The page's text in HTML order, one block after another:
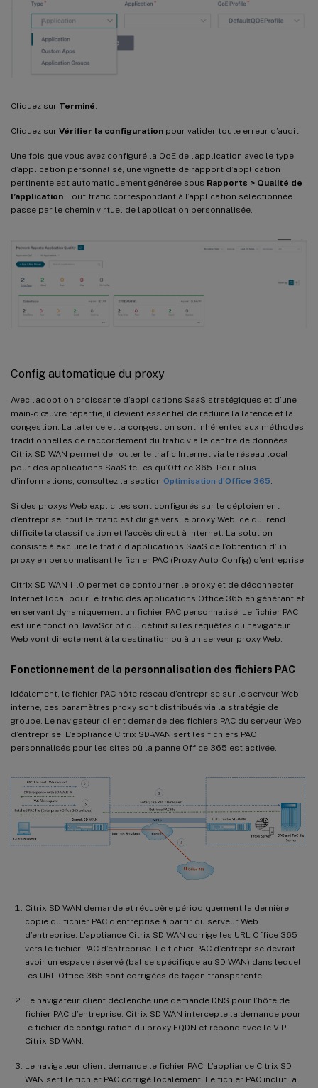
Cliquez sur Terminé.
Cliquez sur Vérifier la configuration pour valider toute erreur d’audit.
Une fois que vous avez configuré la QoE de l’application avec le type
d’application personnalisé, une vignette de rapport d’application
pertinente est automatiquement générée sous Rapports > Qualité de
l’application. Tout trafic correspondant à l’application sélectionnée
passe par le chemin virtuel de l’application personnalisée.
Config automatique du proxy
Avec l’adoption croissante d’applications SaaS stratégiques et d’une
main-d’œuvre répartie, il devient essentiel de réduire la latence et la
congestion. La latence et la congestion sont inhérentes aux méthodes
traditionnelles de raccordement du trafic via le centre de données.
Citrix SD-WAN permet de router le trafic Internet via le réseau local
pour des applications SaaS telles qu’Office 365. Pour plus
d’informations, consultez la section Optimisation d’Office 365
Si des proxys Web explicites sont configurés sur le déploiement
d’entreprise, tout le trafic est dirigé vers le proxy Web, ce qui rend
difficile la classification et l’accès direct à Internet. La solution
consiste à exclure le trafic d’applications SaaS de l’obtention d’un
proxy en personnalisant le fichier PAC (Proxy Auto-Config) d’entreprise.
Citrix SD-WAN 11.0 permet de contourner le proxy et de déconnecter
Internet local pour le trafic des applications Office 365 en générant et
en servant dynamiquement un fichier PAC personnalisé. Le fichier PAC
est une fonction JavaScript qui définit si les requêtes du navigateur
Web vont directement à la destination ou à un serveur proxy Web.
Fonctionnement de la personnalisation des fichiers PAC
Idéalement, le fichier PAC hôte réseau d’entreprise sur le serveur Web
interne, ces paramètres proxy sont distribués via la stratégie de
groupe. Le navigateur client demande des fichiers PAC du serveur Web
d’entreprise. L’appliance Citrix SD-WAN sert les fichiers PAC
personnalisés pour les sites où la panne Office 365 est activée.
Citrix SD-WAN demande et récupère périodiquement la dernière
copie du fichier PAC d’entreprise à partir du serveur Web
d’entreprise. L’appliance Citrix SD-WAN corrige les URL Office 365
vers le fichier PAC d’entreprise. Le fichier PAC d’entreprise devrait
avoir un espace réservé (balise spécifique au SD-WAN) dans lequel
les URL Office 365 sont corrigées de façon transparente.
Le navigateur client déclenche une demande DNS pour l’hôte de
fichier PAC d’entreprise. Citrix SD-WAN intercepte la demande pour
le fichier de configuration du proxy FQDN et répond avec le VIP
Citrix SD-WAN.
Le navigateur client demande le fichier PAC. L’appliance Citrix SD-
WAN sert le fichier PAC corrigé localement. Le fichier PAC inclut la